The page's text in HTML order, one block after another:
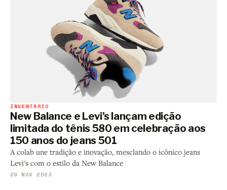
INVENTÁRIO
New Balance e Levi's lançam edição
limitada do tênis 580 em celebração aos
150 anos do jeans 501
A colab une tradição e inovação, mesclando o icônico jeans
Levi's com o estilo da New Balance
29 NOV 2023